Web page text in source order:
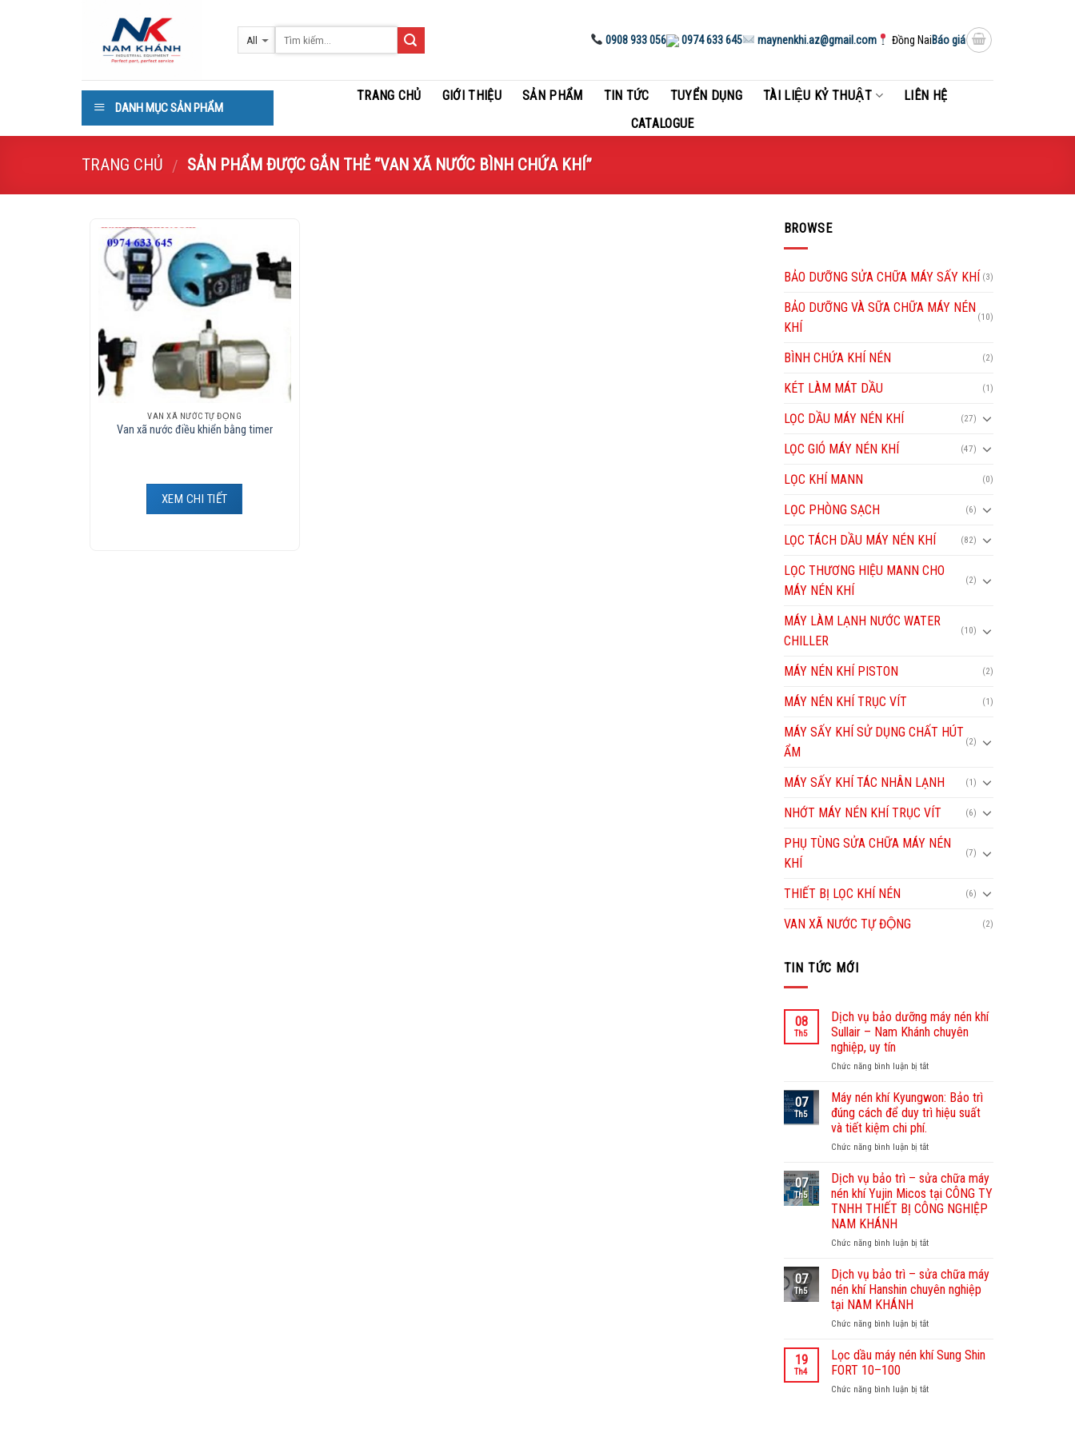
0908 933 056 0974 633 645 maynenkhi.az@gmail.com Đồng NaiBáo giá
DANH MỤC SẢN PHẨM
TRANG CHỦ GIỚI THIỆU SẢN PHẨM TIN TỨC TUYỂN DỤNG TÀI LIỆU KỶ THUẬT
LIÊN HỆ
CATALOGUE
TRANG CHỦ / SẢN PHẨM ĐƯỢC GẮN THẺ “VAN XÃ NƯỚC BÌNH CHỨA KHÍ”
Add to
Wishlist
VAN XÃ NƯỚC TỰ ĐỘNG
Van xã nước điều khiển bằng timer
XEM CHI TIẾT
BROWSE
BẢO DƯỠNG SỬA CHỮA MÁY SẤY KHÍ (3)
BẢO DƯỠNG VÀ SỮA CHỮA MÁY NÉN
KHÍ
(10)
BÌNH CHỨA KHÍ NÉN (2)
KÉT LÀM MÁT DẦU (1)
LỌC DẦU MÁY NÉN KHÍ (27)
LỌC GIÓ MÁY NÉN KHÍ (47)
LỌC KHÍ MANN (0)
LỌC PHÒNG SẠCH (6)
LỌC TÁCH DẦU MÁY NÉN KHÍ (82)
LỌC THƯƠNG HIỆU MANN CHO
MÁY NÉN KHÍ
(2)
MÁY LÀM LẠNH NƯỚC WATER
CHILLER
(10)
MÁY NÉN KHÍ PISTON (2)
MÁY NÉN KHÍ TRỤC VÍT (1)
MÁY SẤY KHÍ SỬ DỤNG CHẤT HÚT
ẨM
(2)
MÁY SẤY KHÍ TÁC NHÂN LẠNH (1)
NHỚT MÁY NÉN KHÍ TRỤC VÍT (6)
PHỤ TÙNG SỬA CHỮA MÁY NÉN
KHÍ
(7)
THIẾT BỊ LỌC KHÍ NÉN (6)
VAN XÃ NƯỚC TỰ ĐỘNG (2)
TIN TỨC MỚI
08
Th5
Dịch vụ bảo dưỡng máy nén khí
Sullair – Nam Khánh chuyên
nghiệp, uy tín
Chức năng bình luận bị tắtở
vụ
bảo
dưỡng
nén
Sullair
–
Nam
Khánh
nghiệp,
tín
07
Th5
Máy nén khí Kyungwon: Bảo trì
đúng cách để duy trì hiệu suất
và tiết kiệm chi phí.
Chức năng bình luận bị tắtở
nén
khí
Kyungwon:
Bảo
đúng
để
duy
trì
suất
tiết
phí.
07
Th5
Dịch vụ bảo trì – sửa chữa máy
nén khí Yujin Micos tại CÔNG TY
TNHH THIẾT BỊ CÔNG NGHIỆP
NAM KHÁNH
Chức năng bình luận bị tắtở
vụ
bảo
trì
sửa
máy
Yujin
07
Th5
Dịch vụ bảo trì – sửa chữa máy
nén khí Hanshin chuyên nghiệp
tại NAM KHÁNH
Chức năng bình luận bị tắtở
vụ
–
19
Th4
Lọc dầu máy nén khí Sung Shin
FORT 10–100
Chức năng bình luận bị tắtở